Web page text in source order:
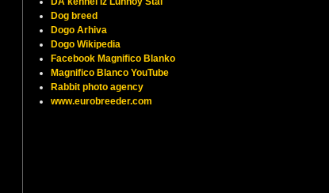
Dog breed
Dogo Arhiva
Dogo Wikipedia
Facebook Magnifico Blanko
Magnifico Blanco YouTube
Rabbit photo agency
www.eurobreeder.com